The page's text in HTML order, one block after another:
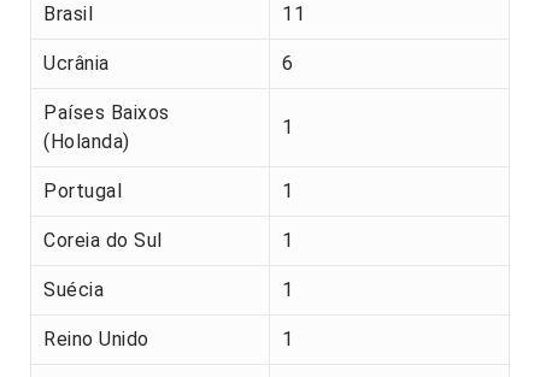
Brasil 11
Ucrânia 6
Países Baixos
(Holanda)
1
Portugal 1
Coreia do Sul 1
Suécia 1
Reino Unido 1